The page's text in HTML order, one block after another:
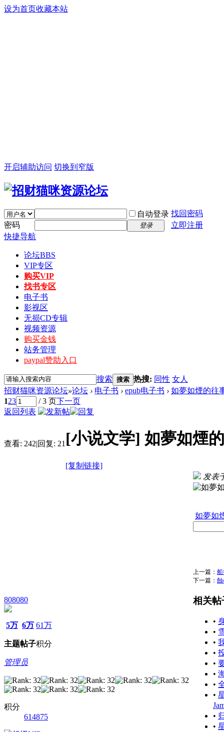
设为首页收藏本站
开启辅助访问 切换到窄版
自动登录 找回密码
密码
登录
立即注册
快捷导航
论坛BBS
VIP专区
购买VIP
找书专区
电子书
影视区
无损CD专辑
视频资源
购买金钱
站务管理
paypal赞助入口
搜索 搜索 热搜: 同性 女人
招财猫咪资源论坛»论坛 › 电子书 › epub电子书 › 如夢如煙的往
123 / 3 页下一页
返回列表
查看: 242|回复: 21 [小说文学] 如夢如煙
[复制链接]
808080
5万
主题
6万
帖子
61万
积分
管理员
积分
614875
发表
如夢如
上一篇：
下一篇：
相关帖
•
•
•
•
•
•
•
•
•
•